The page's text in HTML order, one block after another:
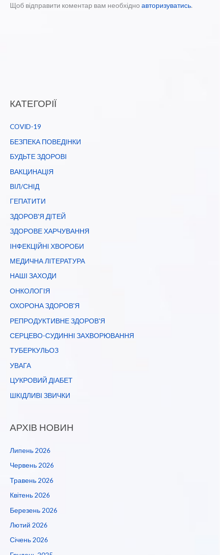
Щоб відправити коментар вам необхідно авторизуватись.
КАТЕГОРІЇ
COVID-19
БЕЗПЕКА ПОВЕДІНКИ
БУДЬТЕ ЗДОРОВІ
ВАКЦИНАЦІЯ
ВІЛ/СНІД
ГЕПАТИТИ
ЗДОРОВ'Я ДІТЕЙ
ЗДОРОВЕ ХАРЧУВАННЯ
ІНФЕКЦІЙНІ ХВОРОБИ
МЕДИЧНА ЛІТЕРАТУРА
НАШІ ЗАХОДИ
ОНКОЛОГІЯ
ОХОРОНА ЗДОРОВ'Я
РЕПРОДУКТИВНЕ ЗДОРОВ'Я
СЕРЦЕВО-СУДИННІ ЗАХВОРЮВАННЯ
ТУБЕРКУЛЬОЗ
УВАГА
ЦУКРОВИЙ ДІАБЕТ
ШКІДЛИВІ ЗВИЧКИ
АРХІВ НОВИН
Липень 2026
Червень 2026
Травень 2026
Квітень 2026
Березень 2026
Лютий 2026
Січень 2026